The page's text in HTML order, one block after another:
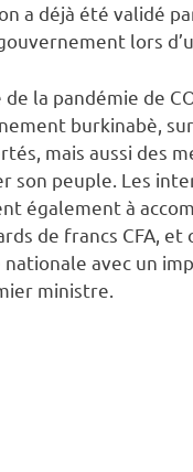
a déjà été validé
lors
la pandémie de
burkinabè,
mais aussi des
son peuple. Les
également à
de francs CFA,
avec un
ministre.